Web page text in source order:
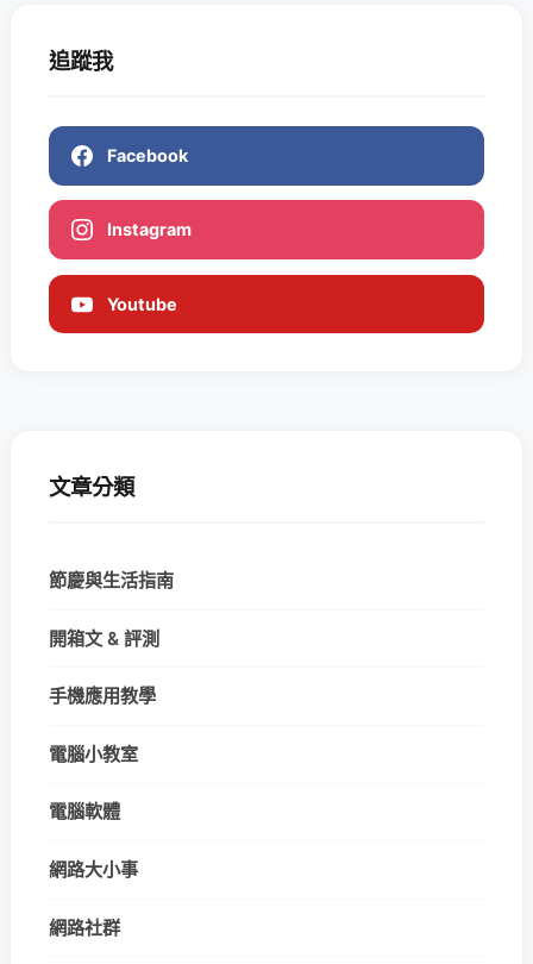
追蹤我
Facebook
Instagram
Youtube
文章分類
節慶與生活指南
開箱文 & 評測
手機應用教學
電腦小教室
電腦軟體
網路大小事
網路社群